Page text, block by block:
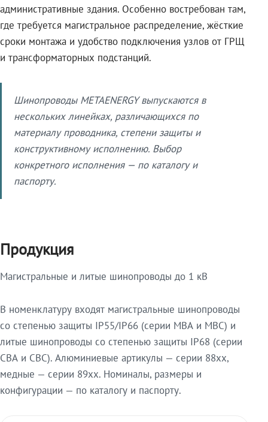
административные здания. Особенно востребован там,
где требуется магистральное распределение, жёсткие
сроки монтажа и удобство подключения узлов от ГРЩ
и трансформаторных подстанций.
Шинопроводы METAENERGY выпускаются в
нескольких линейках, различающихся по
материалу проводника, степени защиты и
конструктивному исполнению. Выбор
конкретного исполнения — по каталогу и
паспорту.
Продукция
Магистральные и литые шинопроводы до 1 кВ
В номенклатуру входят магистральные шинопроводы
со степенью защиты IP55/IP66 (серии МВА и МВС) и
литые шинопроводы со степенью защиты IP68 (серии
СВА и СВС). Алюминиевые артикулы — серии 88xx,
медные — серии 89xx. Номиналы, размеры и
конфигурации — по каталогу и паспорту.